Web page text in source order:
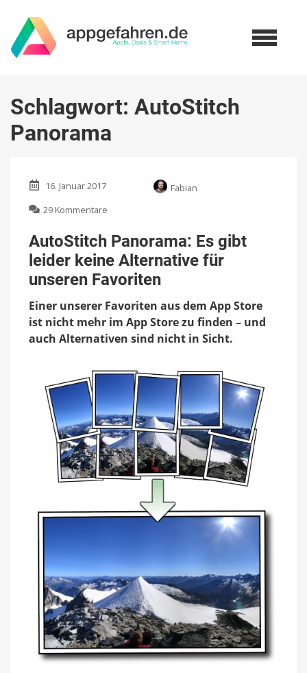
Schlagwort: AutoStitch
Panorama
16. Januar 2017
Fabian
29 Kommentare
Panorama:
Es
gibt
leider
keine
Alternative
für
unseren
Favoriten
AutoStitch Panorama: Es gibt
leider keine Alternative für
unseren Favoriten
Einer unserer Favoriten aus dem App Store
ist nicht mehr im App Store zu finden – und
auch Alternativen sind nicht in Sicht.